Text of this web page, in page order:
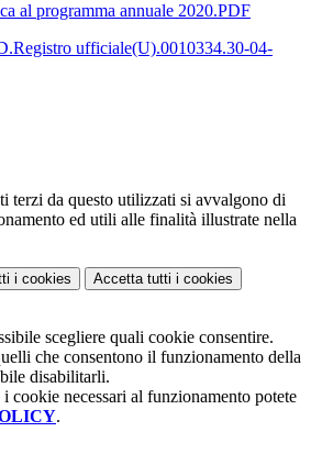
al programma annuale 2020.PDF
ufficiale(U).0010334.30-04-
terzi da questo utilizzati si avvalgono di
ed utili alle finalità illustrate nella
i cookies Accetta tutti i cookies
scegliere quali cookie consentire.
che consentono il funzionamento della
disabilitarli.
cookie necessari al funzionamento potete
.